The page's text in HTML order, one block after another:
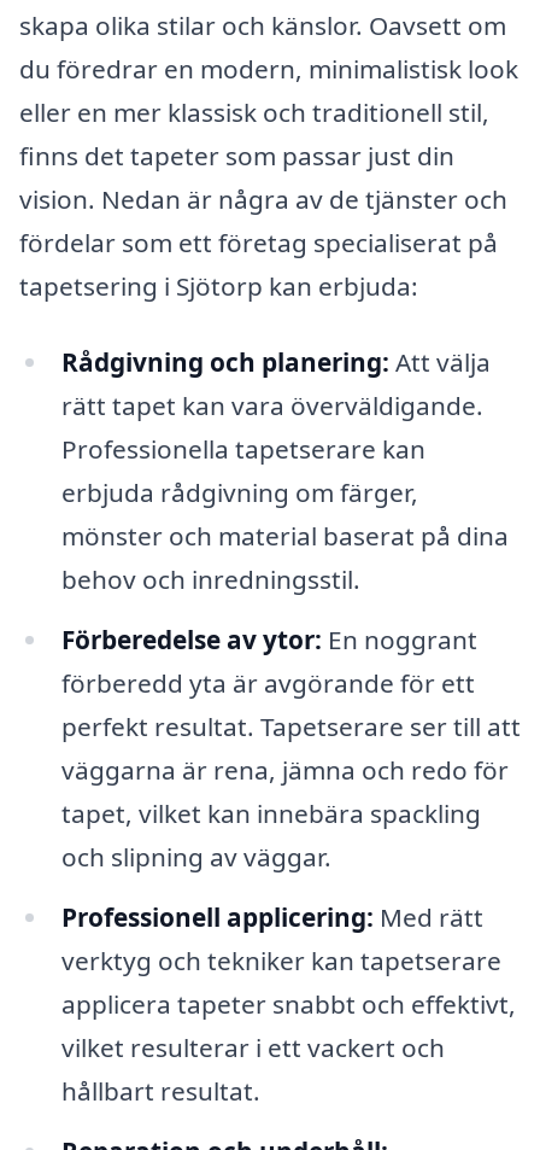
skapa olika stilar och känslor. Oavsett om
du föredrar en modern, minimalistisk look
eller en mer klassisk och traditionell stil,
finns det tapeter som passar just din
vision. Nedan är några av de tjänster och
fördelar som ett företag specialiserat på
tapetsering i Sjötorp kan erbjuda:
Rådgivning och planering: Att välja
rätt tapet kan vara överväldigande.
Professionella tapetserare kan
erbjuda rådgivning om färger,
mönster och material baserat på dina
behov och inredningsstil.
Förberedelse av ytor: En noggrant
förberedd yta är avgörande för ett
perfekt resultat. Tapetserare ser till att
väggarna är rena, jämna och redo för
tapet, vilket kan innebära spackling
och slipning av väggar.
Professionell applicering: Med rätt
verktyg och tekniker kan tapetserare
applicera tapeter snabbt och effektivt,
vilket resulterar i ett vackert och
hållbart resultat.